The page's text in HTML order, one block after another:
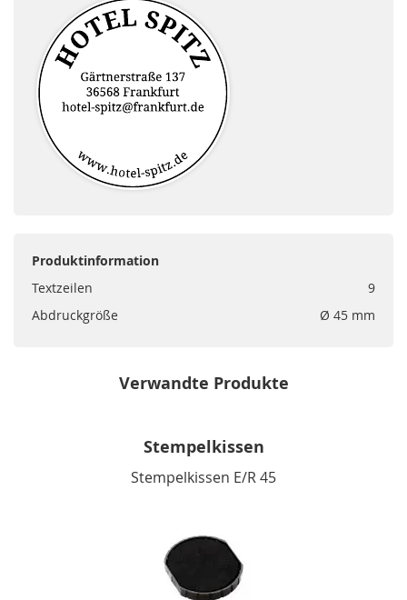
Produktinformation
Textzeilen
9
Abdruckgröße
Ø 45 mm
Verwandte Produkte
Stempelkissen
Stempelkissen E/R 45